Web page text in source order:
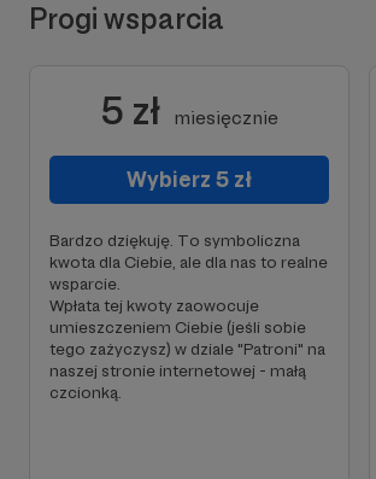
Progi wsparcia
5 zł miesięcznie
Wybierz 5 zł
Bardzo dziękuję. To symboliczna
kwota dla Ciebie, ale dla nas to realne
wsparcie.
Wpłata tej kwoty zaowocuje
umieszczeniem Ciebie (jeśli sobie
tego zażyczysz) w dziale "Patroni" na
naszej stronie internetowej - małą
czcionką.